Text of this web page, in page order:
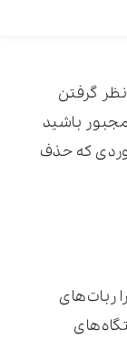
گرفتن
باشید
که حذف
ربات‌های